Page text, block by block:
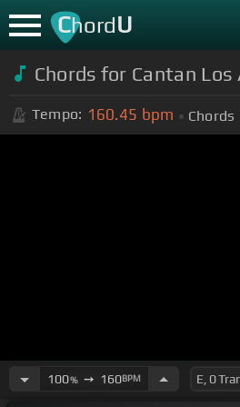
ChordU
Chords for Cantan
Tempo: 160.45 bpm Chords
100%➙ 160BPM